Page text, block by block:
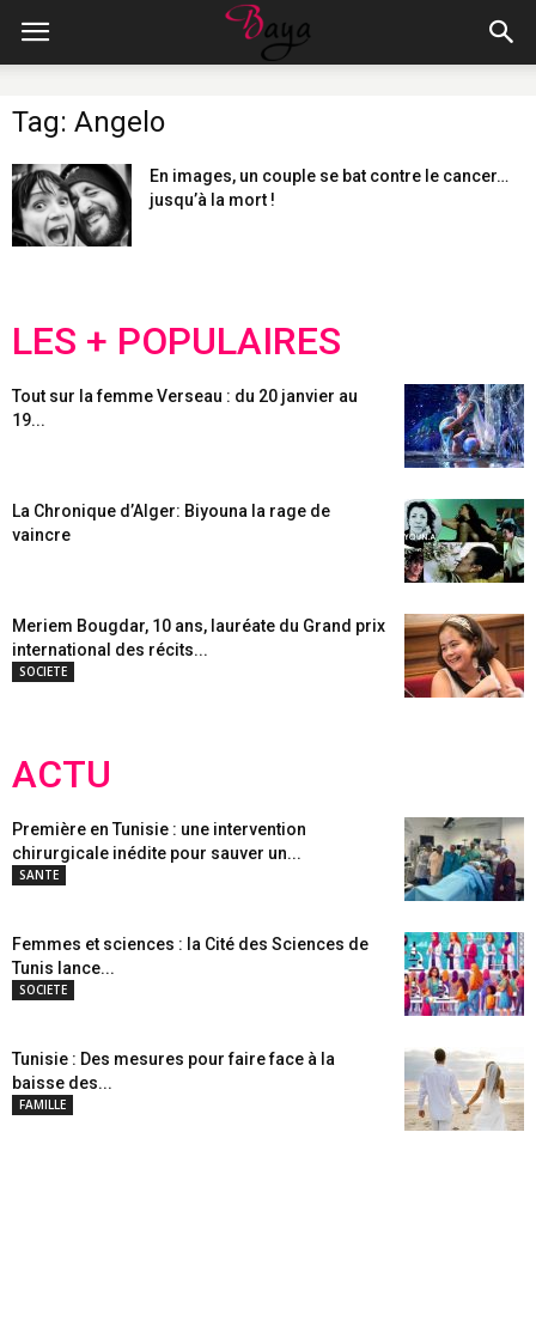
Tag: Angelo
En images, un couple se bat contre le cancer…
jusqu’à la mort !
LES + POPULAIRES
Tout sur la femme Verseau : du 20 janvier au
19...
La Chronique d’Alger: Biyouna la rage de
vaincre
Meriem Bougdar, 10 ans, lauréate du Grand prix
international des récits...
SOCIETE
ACTU
Première en Tunisie : une intervention
chirurgicale inédite pour sauver un...
SANTE
Femmes et sciences : la Cité des Sciences de
Tunis lance...
SOCIETE
Tunisie : Des mesures pour faire face à la
baisse des...
FAMILLE